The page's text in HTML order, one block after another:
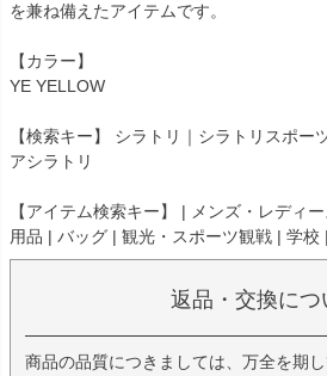
を兼ね備えたアイテムです。
【カラー】
YE YELLOW
【検索キー】 シラトリ｜シラトリスポー
アシラトリ
【アイテム検索キー】 | メンズ・レディ
用品 | バッグ | 観光・スポーツ観戦 | 学校
返品・交換につ
商品の品質につきましては、万全を期